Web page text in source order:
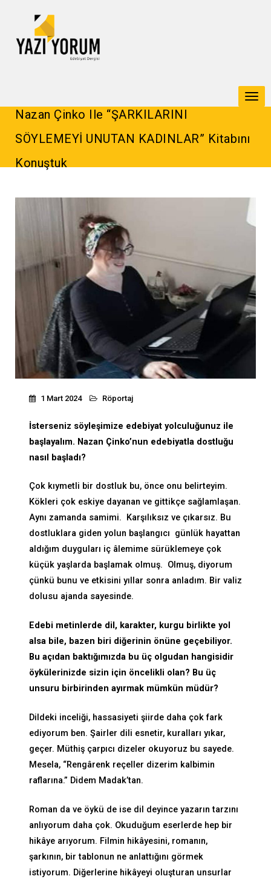
Nazan Çinko Ile “ŞARKILARINI
SÖYLEMEYİ UNUTAN KADINLAR” Kitabını
Konuştuk
1 Mart 2024 Röportaj
İsterseniz söyleşimize edebiyat yolculuğunuz ile
başlayalım. Nazan Çinko’nun edebiyatla dostluğu
nasıl başladı?
Çok kıymetli bir dostluk bu, önce onu belirteyim.
Kökleri çok eskiye dayanan ve gittikçe sağlamlaşan.
Aynı zamanda samimi. Karşılıksız ve çıkarsız. Bu
dostluklara giden yolun başlangıcı günlük hayattan
aldığım duyguları iç âlemime sürüklemeye çok
küçük yaşlarda başlamak olmuş. Olmuş, diyorum
çünkü bunu ve etkisini yıllar sonra anladım. Bir valiz
dolusu ajanda sayesinde.
Edebi metinlerde dil, karakter, kurgu birlikte yol
alsa bile, bazen biri diğerinin önüne geçebiliyor.
Bu açıdan baktığımızda bu üç olgudan hangisidir
öykülerinizde sizin için öncelikli olan? Bu üç
unsuru birbirinden ayırmak mümkün müdür?
Dildeki inceliği, hassasiyeti şiirde daha çok fark
ediyorum ben. Şairler dili esnetir, kuralları yıkar,
geçer. Müthiş çarpıcı dizeler okuyoruz bu sayede.
Mesela, “Rengârenk reçeller dizerim kalbimin
raflarına.” Didem Madak’tan.
Roman da ve öykü de ise dil deyince yazarın tarzını
anlıyorum daha çok. Okuduğum eserlerde hep bir
hikâye arıyorum. Filmin hikâyesini, romanın,
şarkının, bir tablonun ne anlattığını görmek
istiyorum. Diğerlerine hikâyeyi oluşturan unsurlar